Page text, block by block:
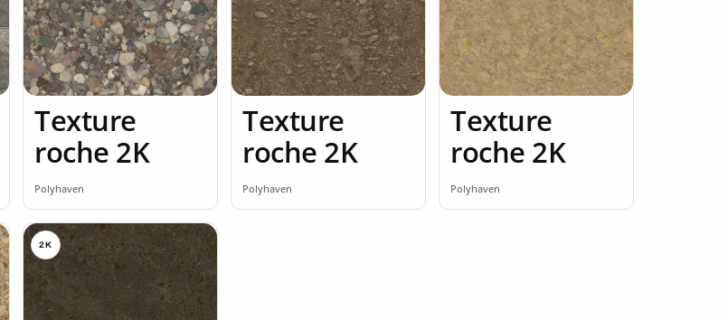
Texture
roche 2K
Polyhaven
Texture
roche 2K
Polyhaven
Texture
roche 2K
Polyhaven
2K